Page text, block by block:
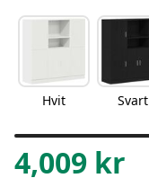
Hvit Svart
4,009 kr